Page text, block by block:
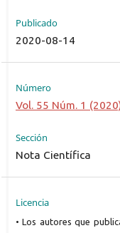
Publicado
2020-08-14
Número
Vol. 55 Núm. 1
Sección
Nota Científica
Licencia
• Los autores que